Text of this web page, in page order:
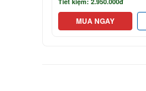
MUA NGAY